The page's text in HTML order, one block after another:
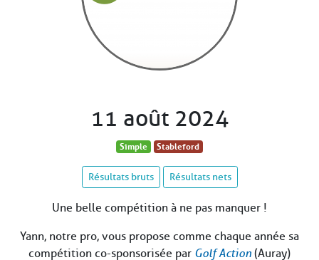
11 août 2024
Simple Stableford
Résultats bruts Résultats nets
Une belle compétition à ne pas manquer !
Yann, notre pro, vous propose comme chaque année sa
compétition co-sponsorisée par Golf Action (Auray)